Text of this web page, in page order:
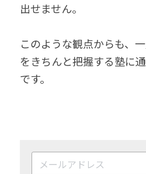
出せません。
このような観点からも、
をきちんと把握する塾に
です。